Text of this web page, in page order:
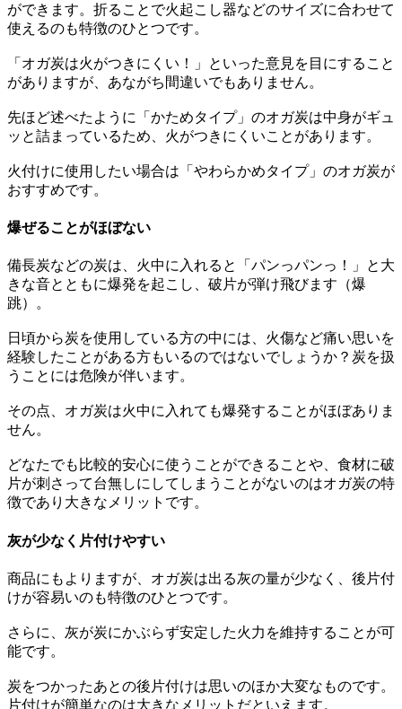
ができます。折ることで火起こし器などのサイズに合わせて
使えるのも特徴のひとつです。
「オガ炭は火がつきにくい！」といった意見を目にすること
がありますが、あながち間違いでもありません。
先ほど述べたように「かためタイプ」のオガ炭は中身がギュ
ッと詰まっているため、火がつきにくいことがあります。
火付けに使用したい場合は「やわらかめタイプ」のオガ炭が
おすすめです。
爆ぜることがほぼない
備長炭などの炭は、火中に入れると「パンっパンっ！」と大
きな音とともに爆発を起こし、破片が弾け飛びます（爆
跳）。
日頃から炭を使用している方の中には、火傷など痛い思いを
経験したことがある方もいるのではないでしょうか？炭を扱
うことには危険が伴います。
その点、オガ炭は火中に入れても爆発することがほぼありま
せん。
どなたでも比較的安心に使うことができることや、食材に破
片が刺さって台無しにしてしまうことがないのはオガ炭の特
徴であり大きなメリットです。
灰が少なく片付けやすい
商品にもよりますが、オガ炭は出る灰の量が少なく、後片付
けが容易いのも特徴のひとつです。
さらに、灰が炭にかぶらず安定した火力を維持することが可
能です。
炭をつかったあとの後片付けは思いのほか大変なものです。
片付けが簡単なのは大きなメリットだといえます。